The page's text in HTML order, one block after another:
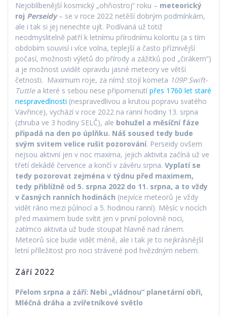
Nejoblíbenější kosmický „ohňostroj“ roku – meteorický
roj Perseidy– se v roce 2022 netěší dobrým podmínkám,
ale i tak si jej nenechte ujít. Podívaná už totiž
neodmyslitelně patří k letnímu přírodnímu koloritu (a s tím
obdobím souvisí i více volna, teplejší a často příznivější
počasí, možnosti výletů do přírody a zážitků pod „čirákem“)
a je možnost uvidět opravdu jasné meteory ve větší
četnosti. Maximum roje, za nímž stojí kometa 109P Swift-
Tuttlea které s sebou nese připomenutí přes 1760 let staré
nespravedlnosti (nespravedlivou a krutou popravu svatého
Vavřince), vychází v roce 2022 na ranní hodiny 13. srpna
(zhruba ve 3 hodiny SELČ), ale bohužel a měsíční fáze
připadá na den po úplňku. Náš soused tedy bude
svým svitem velice rušit pozorování. Perseidy ovšem
nejsou aktivní jen v noc maxima, jejich aktivita začíná už ve
třetí dekádě července a končí v závěru srpna. Vyplatí se
tedy pozorovat zejména v týdnu před maximem,
tedy přibližně od 5. srpna 2022 do 11. srpna, a to vždy
v časných ranních hodinách (nejvíce meteorů je vždy
vidět ráno mezi půlnocí a 5. hodinou ranní). Měsíc v nocích
před maximem bude svítit jen v první polovině noci,
zatímco aktivita už bude stoupat hlavně nad ránem.
Meteorů sice bude vidět méně, ale i tak je to nejkrásnější
letní příležitost pro noci strávené pod hvězdným nebem.
Září 2022
Přelom srpna a září: Nebi „vládnou“ planetární obři,
Mléčná dráha a zvířetníkové světlo